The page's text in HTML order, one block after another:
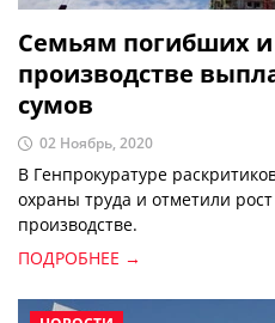
Семьям погибших
производстве
сумов
02 Ноябрь, 2020
В Генпрокуратуре
охраны труда и отметили
производстве.
ПОДРОБНЕЕ →